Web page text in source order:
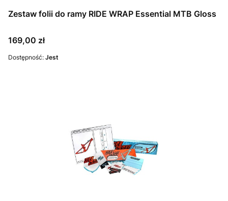
Zestaw folii do ramy RIDE WRAP Essential MTB Gloss
Cena
169,00 zł
Dostępność: Jest